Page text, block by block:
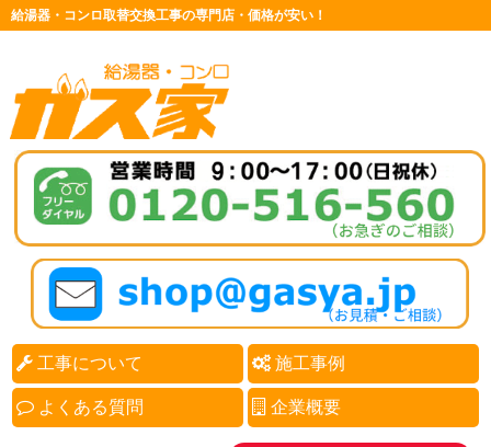
給湯器・コンロ取替交換工事の専門店・価格が安い！
工事について 施工事例
よくある質問 企業概要